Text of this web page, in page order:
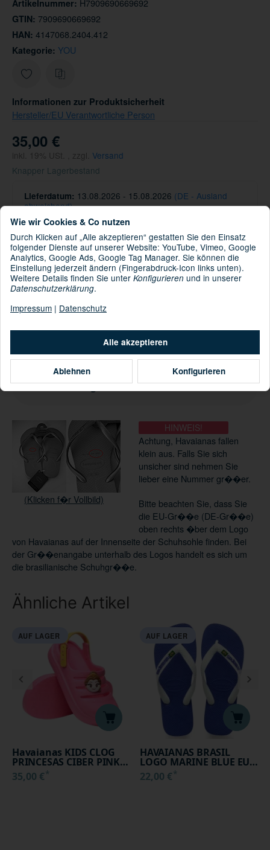
Artikelnummer: H7909690669692
GTIN: 7909690669692
HAN: 4147068.2404.412
Kategorie: YOU
Informationen zur Produktsicherheit
Hersteller/EU Verantwortliche Person
35,00 €
inkl. 19% USt. , zzgl. Versand
Knapper Lagerbestand
Lieferdatum: 13.08.2026 - 15.08.2026 (DE - Ausland
abweichend)
Nur noch 1 verfügbar
Stk
In den Warenkorb
Komponenten werden geladen ...
Beschreibung
HINWEIS!
(Klicken f�r Vollbild)
Achtung, Havaianas fallen
klein aus. Falls Sie sich
unsicher sind nehmen Sie
lieber eine Nummer gr��er.
Bitte beachten Sie, dass Sie
die EU-Gr��e (DE-Gr��e)
oben rechts �ber dem Logo
von Havaianas auf der Innenseite der Schuhsohle finden. Bei
der Gr��enangabe unterhalb des Logos handelt es sich um
die brasilianische Schuhgr��e.
Ähnliche Artikel
AUF LAGER
Havaianas KIDS CLOG
PRINCESAS CIBER PINK
(EU: 31/32)
35,00 €*
AUF LAGER
HAVAIANAS BRASIL
LOGO MARINE BLUE EU:
29/30
22,00 €*
Alle akzeptieren
Ablehnen Konfigurieren
Wie wir Cookies & Co nutzen
Durch Klicken auf „Alle akzeptieren“ gestatten Sie den Einsatz
folgender Dienste auf unserer Website: YouTube, Vimeo, Google
Analytics, Google Ads, Google Tag Manager. Sie können die
Einstellung jederzeit ändern (Fingerabdruck-Icon links unten).
Weitere Details finden Sie unter Konfigurieren und in unserer
Datenschutzerklärung.
Impressum | Datenschutz